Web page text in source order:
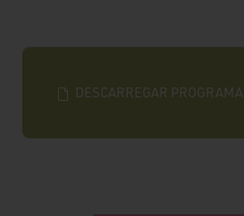
DESCARREGAR PROGRAMA